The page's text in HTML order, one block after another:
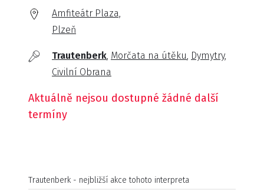
Amfiteátr Plaza,
Plzeň
Trautenberk Morčata na útěku Dymytry
Civilní Obrana
Aktuálně nejsou dostupné žádné další
termíny
Trautenberk - nejbližší akce tohoto interpreta